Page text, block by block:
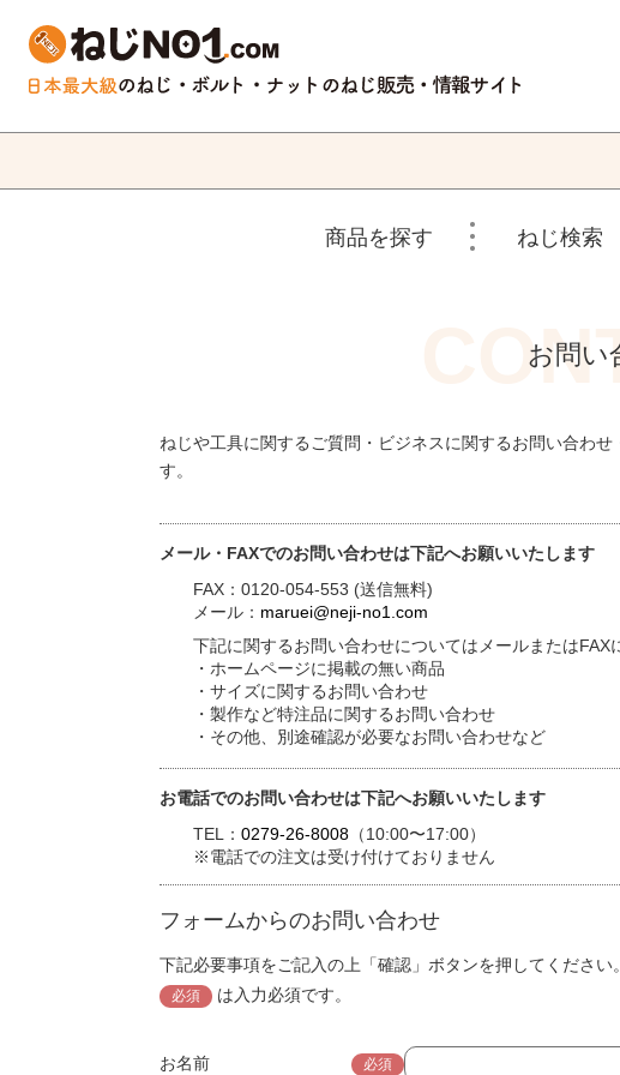
商品を探す ねじ検索
お問い
ねじや工具に関するご質問・ビジネスに関するお問い合わ
す。
メール・FAXでのお問い合わせは下記へお願いいたします
FAX：0120-054-553 (送信無料)
メール： maruei@neji-no1.com
下記に関するお問い合わせについてはメールまたはFAX
・ホームページに掲載の無い商品
・サイズに関するお問い合わせ
・製作など特注品に関するお問い合わせ
・その他、別途確認が必要なお問い合わせなど
お電話でのお問い合わせは下記へお願いいたします
TEL： 0279-26-8008 （10:00〜17:00）
※電話での注文は受け付けておりません
フォームからのお問い合わせ
下記必要事項をご記入の上「確認」ボタンを押してください。
必須 は入力必須です。
お名前 必須